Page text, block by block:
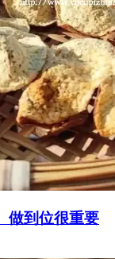
做到位很重要